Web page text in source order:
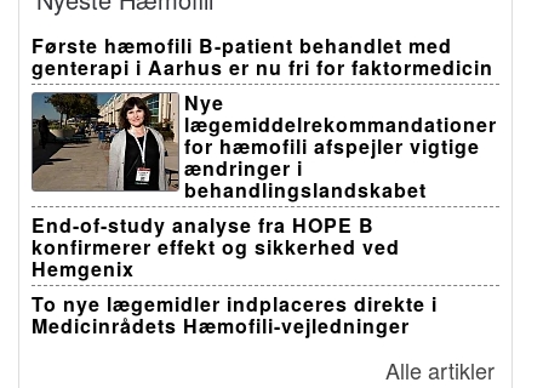
Første hæmofili B-patient behandlet med
genterapi i Aarhus er nu fri for faktormedicin
Nye
lægemiddelrekommandationer
for hæmofili afspejler vigtige
ændringer i
behandlingslandskabet
End-of-study analyse fra HOPE B
konfirmerer effekt og sikkerhed ved
Hemgenix
To nye lægemidler indplaceres direkte i
Medicinrådets Hæmofili-vejledninger
Alle artikler